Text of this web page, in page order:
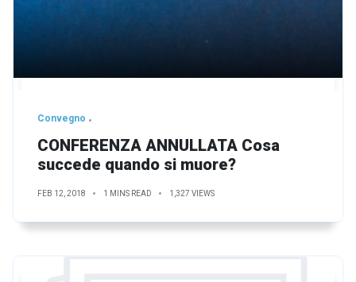
Convegno
CONFERENZA ANNULLATA Cosa
succede quando si muore?
FEB 12, 2018 1 MINS READ 1,327 VIEWS